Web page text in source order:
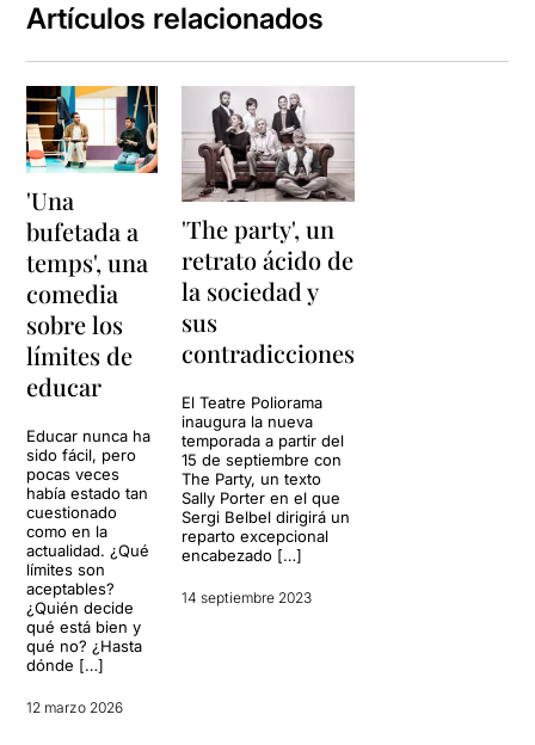
Artículos relacionados
'Una
bufetada a
temps', una
comedia
sobre los
límites de
educar
Educar nunca ha
sido fácil, pero
pocas veces
había estado tan
cuestionado
como en la
actualidad. ¿Qué
límites son
aceptables?
¿Quién decide
qué está bien y
qué no? ¿Hasta
dónde […]
12 marzo 2026
'The party', un
retrato ácido de
la sociedad y
sus
contradicciones
El Teatre Poliorama
inaugura la nueva
temporada a partir del
15 de septiembre con
The Party, un texto
Sally Porter en el que
Sergi Belbel dirigirá un
reparto excepcional
encabezado […]
14 septiembre 2023